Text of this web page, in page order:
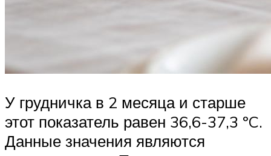
У грудничка в 2 месяца и старше
этот показатель равен 36,6-37,3 ºC.
Данные значения являются